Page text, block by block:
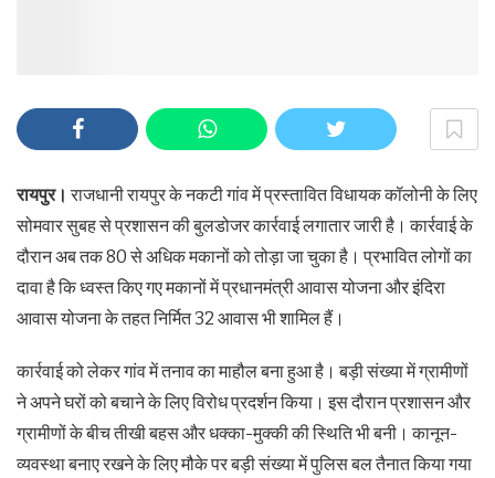
रायपुर। राजधानी रायपुर के नकटी गांव में प्रस्तावित विधायक कॉलोनी के लिए
सोमवार सुबह से प्रशासन की बुलडोजर कार्रवाई लगातार जारी है। कार्रवाई के
दौरान अब तक 80 से अधिक मकानों को तोड़ा जा चुका है। प्रभावित लोगों का
दावा है कि ध्वस्त किए गए मकानों में प्रधानमंत्री आवास योजना और इंदिरा
आवास योजना के तहत निर्मित 32 आवास भी शामिल हैं।
कार्रवाई को लेकर गांव में तनाव का माहौल बना हुआ है। बड़ी संख्या में ग्रामीणों
ने अपने घरों को बचाने के लिए विरोध प्रदर्शन किया। इस दौरान प्रशासन और
ग्रामीणों के बीच तीखी बहस और धक्का-मुक्की की स्थिति भी बनी। कानून-
व्यवस्था बनाए रखने के लिए मौके पर बड़ी संख्या में पुलिस बल तैनात किया गया